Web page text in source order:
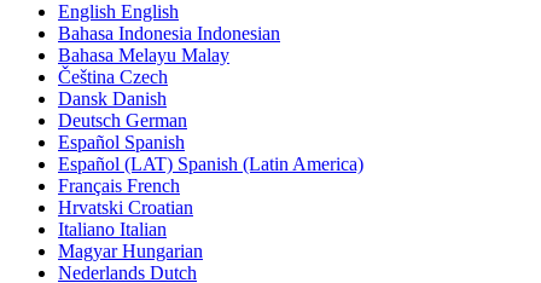
English English
Bahasa Indonesia Indonesian
Bahasa Melayu Malay
Čeština Czech
Dansk Danish
Deutsch German
Español Spanish
Español (LAT) Spanish (Latin America)
Français French
Hrvatski Croatian
Italiano Italian
Magyar Hungarian
Nederlands Dutch